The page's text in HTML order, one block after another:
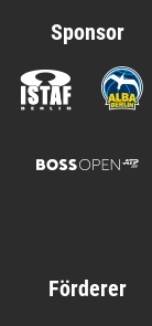
Sponsor
Förderer